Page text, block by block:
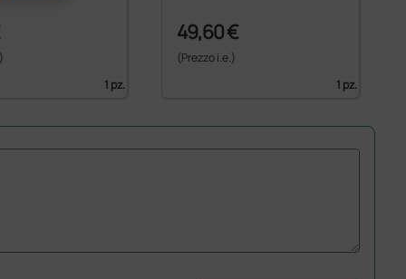
1 pz.
49,60 €
(Prezzo i.e.)
1 pz.